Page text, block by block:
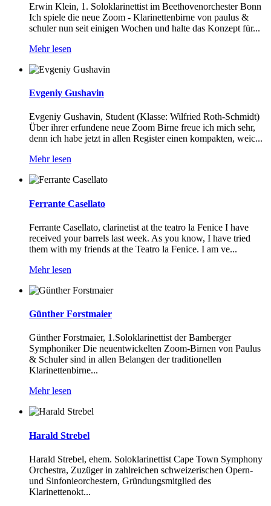
Erwin Klein, 1. Soloklarinettist im Beethovenorchester Bonn
Ich spiele die neue Zoom - Klarinettenbirne von paulus &
schuler nun seit einigen Wochen und halte das Konzept für...
Mehr lesen
Evgeniy Gushavin
Evgeniy Gushavin, Student (Klasse: Wilfried Roth-Schmidt)
Über ihrer erfundene neue Zoom Birne freue ich mich sehr,
denn ich habe jetzt in allen Register einen kompakten, weic...
Mehr lesen
Ferrante Casellato
Ferrante Casellato, clarinetist at the teatro la Fenice I have
received your barrels last week. As you know, I have tried
them with my friends at the Teatro la Fenice. I am ve...
Mehr lesen
Günther Forstmaier
Günther Forstmaier, 1.Soloklarinettist der Bamberger
Symphoniker Die neuentwickelten Zoom-Birnen von Paulus
& Schuler sind in allen Belangen der traditionellen
Klarinettenbirne...
Mehr lesen
Harald Strebel
Harald Strebel, ehem. Soloklarinettist Cape Town Symphony
Orchestra, Zuzüger in zahlreichen schweizerischen Opern-
und Sinfonieorchestern, Gründungsmitglied des
Klarinettenokt...